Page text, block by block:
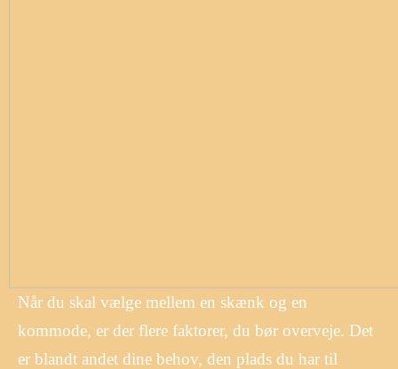
Når du skal vælge mellem en skænk og en
kommode, er der flere faktorer, du bør overveje. Det
er blandt andet dine behov, den plads du har til